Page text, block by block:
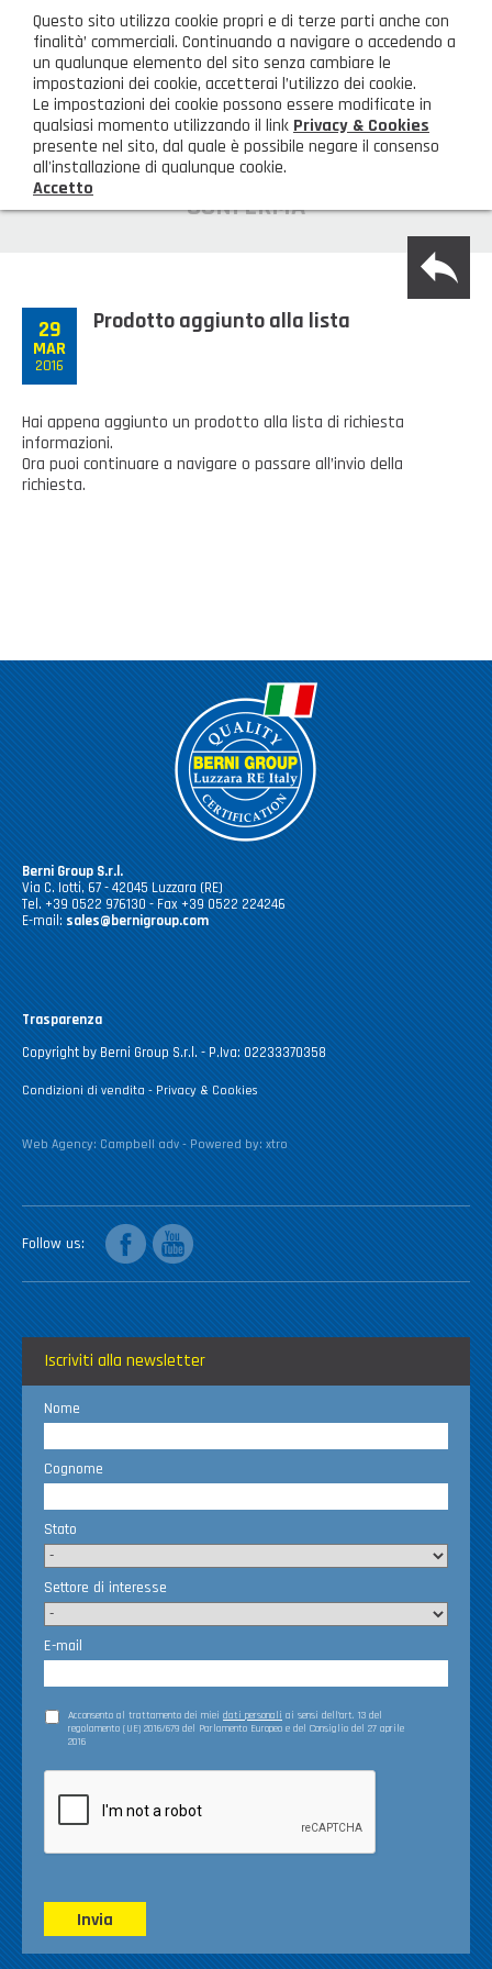
AREA CLIENTI
HOME
GAMMA PRODOTTI
Illuminazione
Borse, cesti e trolley
Casalinghi Cucina
PRODOTTI NOVITÀ
CONTATTI
Richiesta Informazioni
SHOP PRIVATI
CONFERMA
29
MAR
2016
Prodotto aggiunto alla lista
Hai appena aggiunto un prodotto alla lista di richiesta
informazioni.
Ora puoi continuare a navigare o passare all’invio della
richiesta.
Berni Group S.r.l.
Via C. Iotti, 67 - 42045 Luzzara (RE)
Tel. +39 0522 976130 - Fax +39 0522 224246
E-mail: sales@bernigroup.com
Trasparenza
Copyright by Berni Group S.r.l. - P.Iva: 02233370358
Condizioni di vendita - Privacy & Cookies
Web Agency: Campbell adv - Powered by: xtro
Follow us
facebookyoutube
Iscriviti alla newsletter
Nome
Cognome
Stato
Settore di interesse
E-mail
Acconsento al trattamento dei miei dati personali ai sensi dell’art. 13 del
regolamento (UE) 2016/679 del Parlamento Europeo e del Consiglio del 27 aprile
2016
Invia
Questo sito utilizza cookie propri e di terze parti anche con
finalità’ commerciali. Continuando a navigare o accedendo a
un qualunque elemento del sito senza cambiare le
impostazioni dei cookie, accetterai l’utilizzo dei cookie.
Le impostazioni dei cookie possono essere modificate in
qualsiasi momento utilizzando il link Privacy & Cookies
presente nel sito, dal quale è possibile negare il consenso
all'installazione di qualunque cookie.
Accetto